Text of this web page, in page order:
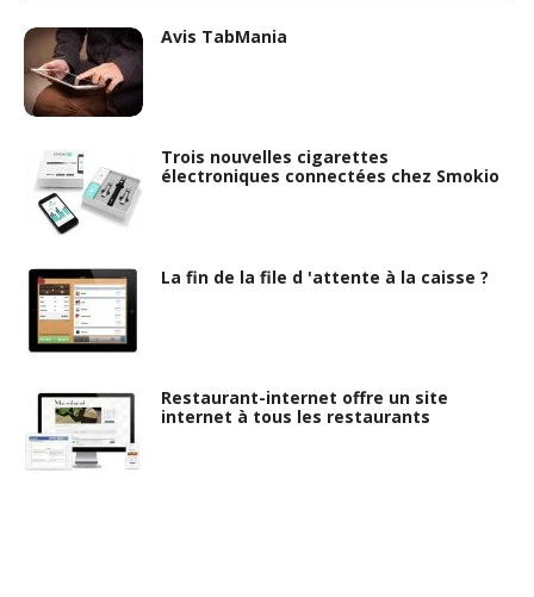
Avis TabMania
Trois nouvelles cigarettes
électroniques connectées chez Smokio
La fin de la file d 'attente à la caisse ?
Restaurant-internet offre un site
internet à tous les restaurants